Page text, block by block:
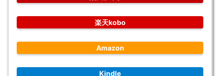
楽天kobo
Amazon
Kindle